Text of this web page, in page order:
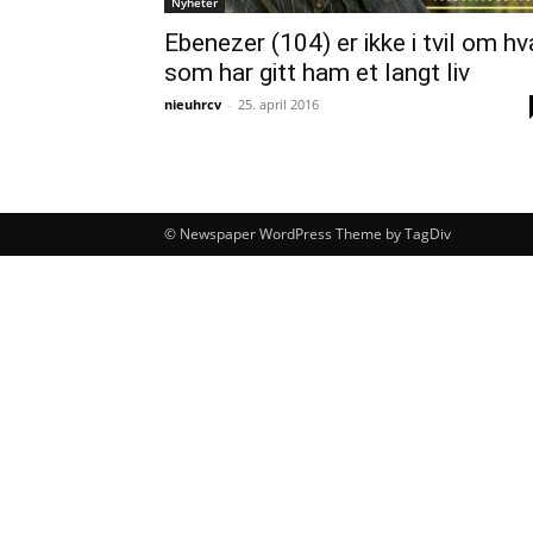
Ebenezer (104) er ikke i tvil om
som har gitt ham et langt liv
nieuhrcv - 25. april 2016
© Newspaper WordPress Theme by TagDiv